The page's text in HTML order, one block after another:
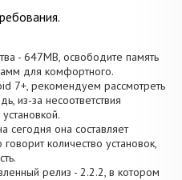
- 647MB, освободите память
для комфортного.
7+, рекомендуем рассмотреть
из-за несоответствия
сегодня она составляет
количество установок,
релиз - 2.2.2, в котором